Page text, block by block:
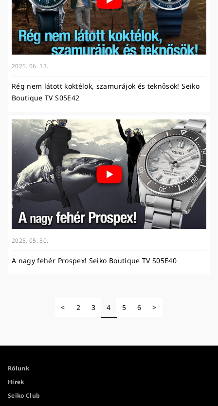
2025. 06. 13.
Rég nem látott koktélok, szamurájok és teknősök! Seiko
Boutique TV S05E42
2025. 05. 30.
A nagy fehér Prospex! Seiko Boutique TV S05E40
< 2 3 4 5 6 >
Rólunk
Hírek
Seiko Club